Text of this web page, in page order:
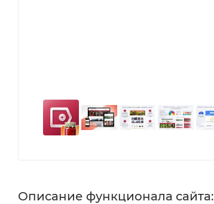
Описание функционала сайта: